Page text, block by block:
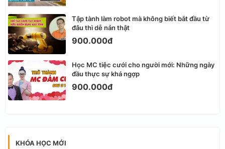
Tập tành làm robot mà không biết bắt đầu từ
đâu thì dễ nản thật
900.000đ
Học MC tiệc cưới cho người mới: Những ngày
đầu thực sự khá ngợp
900.000đ
KHÓA HỌC MỚI